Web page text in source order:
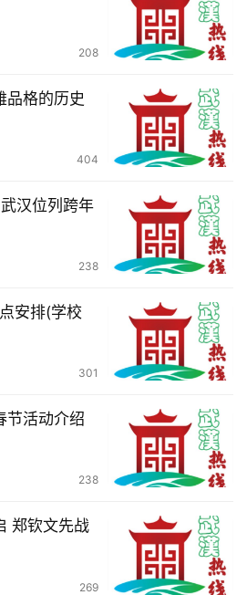
208
品格的历史
404
汉位列跨年
238
安排(学校
301
节活动介绍
238
郑钦文先战
269